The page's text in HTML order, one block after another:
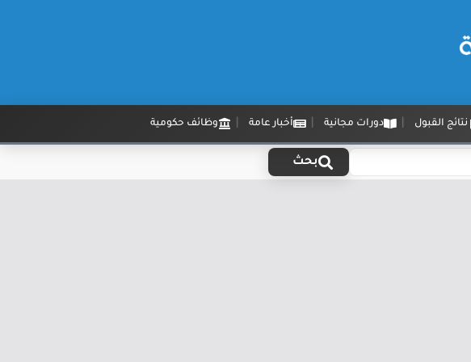
نتائج القبول دورات مجانية أخبار عامة وظائف حكومية
بحث